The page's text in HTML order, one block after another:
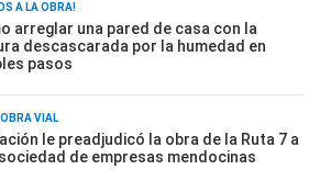
A LA OBRA!
arreglar una pared de casa con la
descascarada por la humedad en
pasos
VIAL
le preadjudicó la obra de la Ruta 7 a
de empresas mendocinas